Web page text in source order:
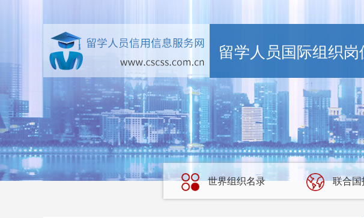
留学人员国际组织
世界组织名录 联合国